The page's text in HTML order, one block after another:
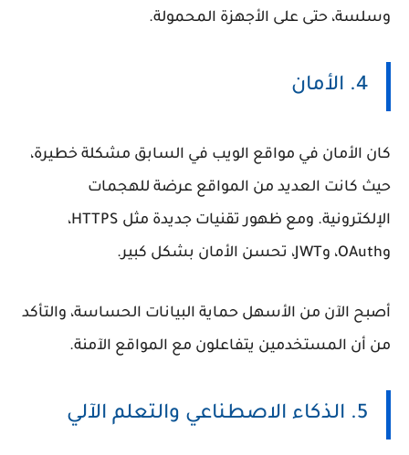
وسلسة، حتى على الأجهزة المحمولة.
4. الأمان
كان الأمان في مواقع الويب في السابق مشكلة خطيرة،
حيث كانت العديد من المواقع عرضة للهجمات
الإلكترونية. ومع ظهور تقنيات جديدة مثل HTTPS،
وOAuth، وJWT، تحسن الأمان بشكل كبير.
أصبح الآن من الأسهل حماية البيانات الحساسة، والتأكد
من أن المستخدمين يتفاعلون مع المواقع الآمنة.
5. الذكاء الاصطناعي والتعلم الآلي